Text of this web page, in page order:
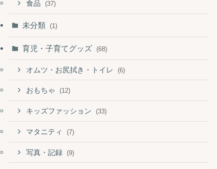
食品 (37)
未分類 (1)
育児・子育てグッズ (68)
オムツ・お尻拭き・トイレ (6)
おもちゃ (12)
キッズファッション (33)
マタニティ (7)
写真・記録 (9)